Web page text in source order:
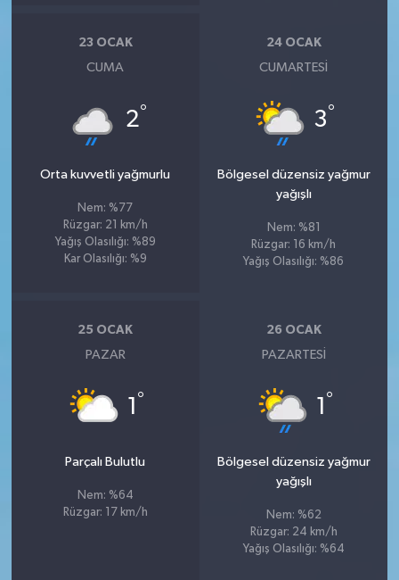
23 OCAK
CUMA
2°
Orta kuvvetli yağmurlu
Nem: %77
Rüzgar: 21 km/h
Yağış Olasılığı: %89
Kar Olasılığı: %9
24 OCAK
CUMARTESI
3°
Bölgesel düzensiz yağmur
yağışlı
Nem: %81
Rüzgar: 16 km/h
Yağış Olasılığı: %86
25 OCAK
PAZAR
1 °
Parçalı Bulutlu
Nem: %64
Rüzgar: 17 km/h
26 OCAK
PAZARTESI
1 °
Bölgesel düzensiz yağmur
yağışlı
Nem: %62
Rüzgar: 24 km/h
Yağış Olasılığı: %64